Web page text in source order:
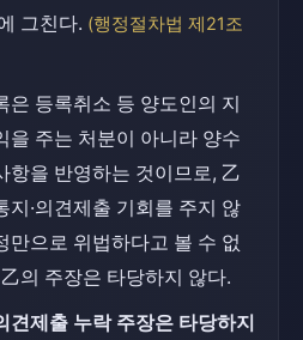
그친다. (행정절차법 제21조
은 등록취소 등 양도인의 지
을 주는 처분이 아니라 양수
항을 반영하는 것이므로, 乙
지·의견제출 기회를 주지 않
만으로 위법하다고 볼 수 없
의 주장은 타당하지 않다.
견제출 누락 주장은 타당하지